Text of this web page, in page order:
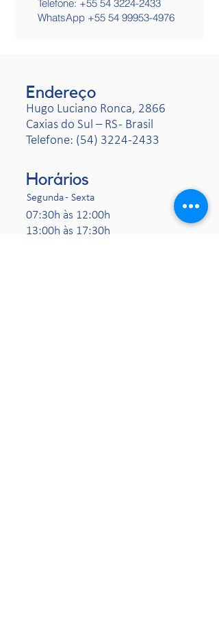
Telefone: +55 54 3224-2433
WhatsApp +55 54 99953-4976
Endereço
Hugo Luciano Ronca, 2866
Caxias do Sul – RS - Brasil
Telefone: (54) 3224-2433
Horários
Segunda - Sexta
07:30h às 12:00h
13:00h às 17:30h